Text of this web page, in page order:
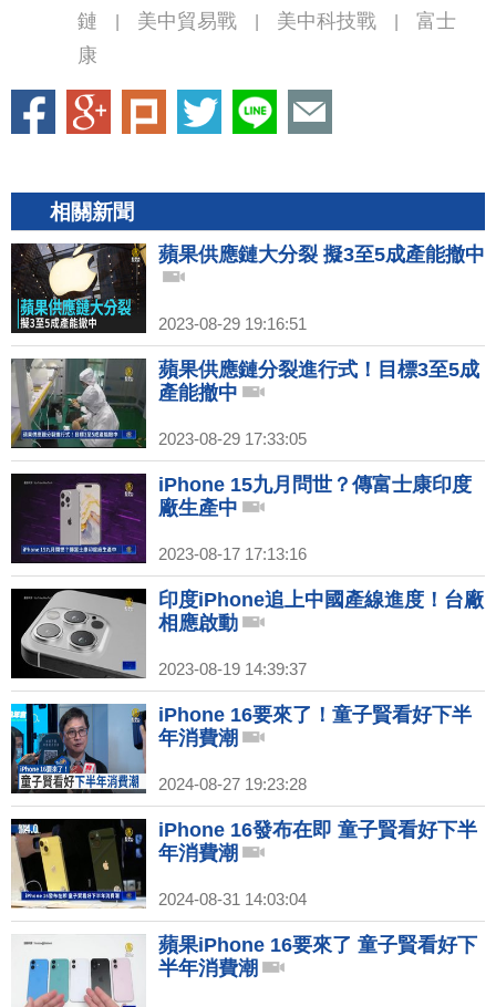
鏈
美中貿易戰 美中科技戰
富士
康
相關新聞
蘋果供應鏈大分裂 擬3至5成產能撤中
2023-08-29 19:16:51
蘋果供應鏈分裂進行式！目標3至5成
產能撤中
2023-08-29 17:33:05
iPhone 15九月問世？傳富士康印度
廠生產中
2023-08-17 17:13:16
印度iPhone追上中國產線進度！台廠
相應啟動
2023-08-19 14:39:37
iPhone 16要來了！童子賢看好下半
年消費潮
2024-08-27 19:23:28
iPhone 16發布在即 童子賢看好下半
年消費潮
2024-08-31 14:03:04
蘋果iPhone 16要來了 童子賢看好下
半年消費潮